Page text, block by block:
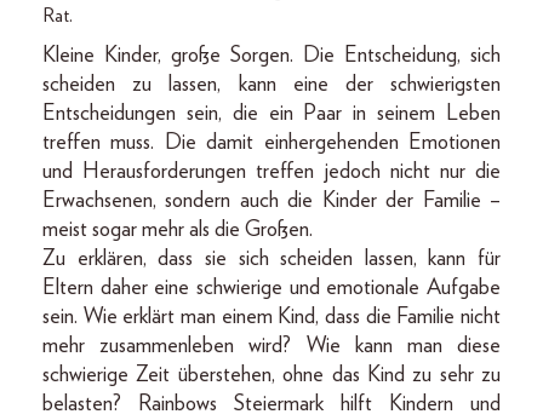
Rat.
Kleine Kinder, große Sorgen. Die Entscheidung, sich
scheiden zu lassen, kann eine der schwierigsten
Entscheidungen sein, die ein Paar in seinem Leben
treffen muss. Die damit einhergehenden Emotionen
und Herausforderungen treffen jedoch nicht nur die
Erwachsenen, sondern auch die Kinder der Familie –
meist sogar mehr als die Großen.
Zu erklären, dass sie sich scheiden lassen, kann für
Eltern daher eine schwierige und emotionale Aufgabe
sein. Wie erklärt man einem Kind, dass die Familie nicht
mehr zusammenleben wird? Wie kann man diese
schwierige Zeit überstehen, ohne das Kind zu sehr zu
belasten? Rainbows Steiermark hilft Kindern und